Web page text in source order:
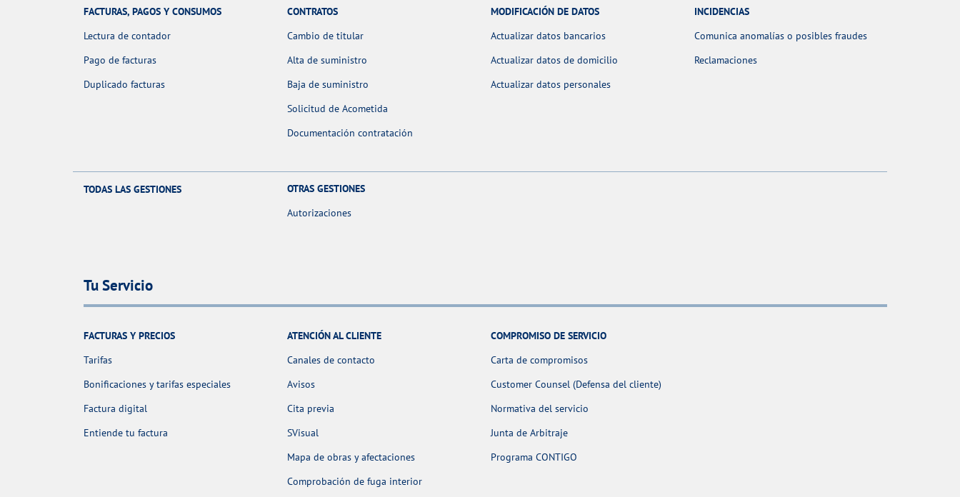
FACTURAS, PAGOS Y CONSUMOS
Lectura de contador
Pago de facturas
Duplicado facturas
CONTRATOS
Cambio de titular
Alta de suministro
Baja de suministro
Solicitud de Acometida
Documentación contratación
MODIFICACIÓN DE DATOS
Actualizar datos bancarios
Actualizar datos de domicilio
Actualizar datos personales
INCIDENCIAS
Comunica anomalías o posibles fraudes
Reclamaciones
TODAS LAS GESTIONES
OTRAS GESTIONES
Autorizaciones
Tu Servicio
FACTURAS Y PRECIOS
Tarifas
Bonificaciones y tarifas especiales
Factura digital
Entiende tu factura
ATENCIÓN AL CLIENTE
Canales de contacto
Avisos
Cita previa
SVisual
Mapa de obras y afectaciones
Comprobación de fuga interior
COMPROMISO DE SERVICIO
Carta de compromisos
Customer Counsel (Defensa del cliente)
Normativa del servicio
Junta de Arbitraje
Programa CONTIGO